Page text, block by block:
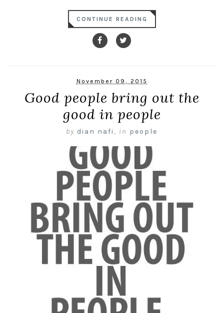
CONTINUE READING
November 09, 2015
Good people bring out the
good in people
by dian nafi , in people